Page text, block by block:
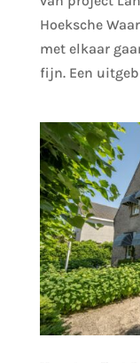
Hoeksche
met elkaar
fijn. Een